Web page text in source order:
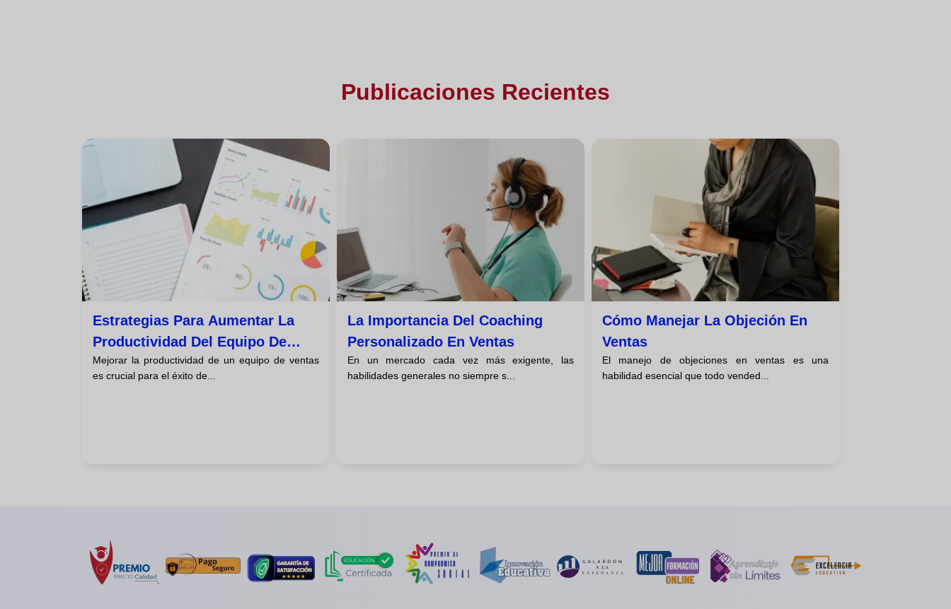
Publicaciones Recientes
Estrategias Para Aumentar La
Productividad Del Equipo De
Ventas
Mejorar la productividad de un equipo de ventas
es crucial para el éxito de...
La Importancia Del Coaching
Personalizado En Ventas
En un mercado cada vez más exigente, las
habilidades generales no siempre s...
Cómo Manejar La Objeción En
Ventas
El manejo de objeciones en ventas es una
habilidad esencial que todo vended...